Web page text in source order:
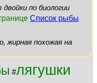
по биологии
Список рыбы
жирная похожая на
#лягушки